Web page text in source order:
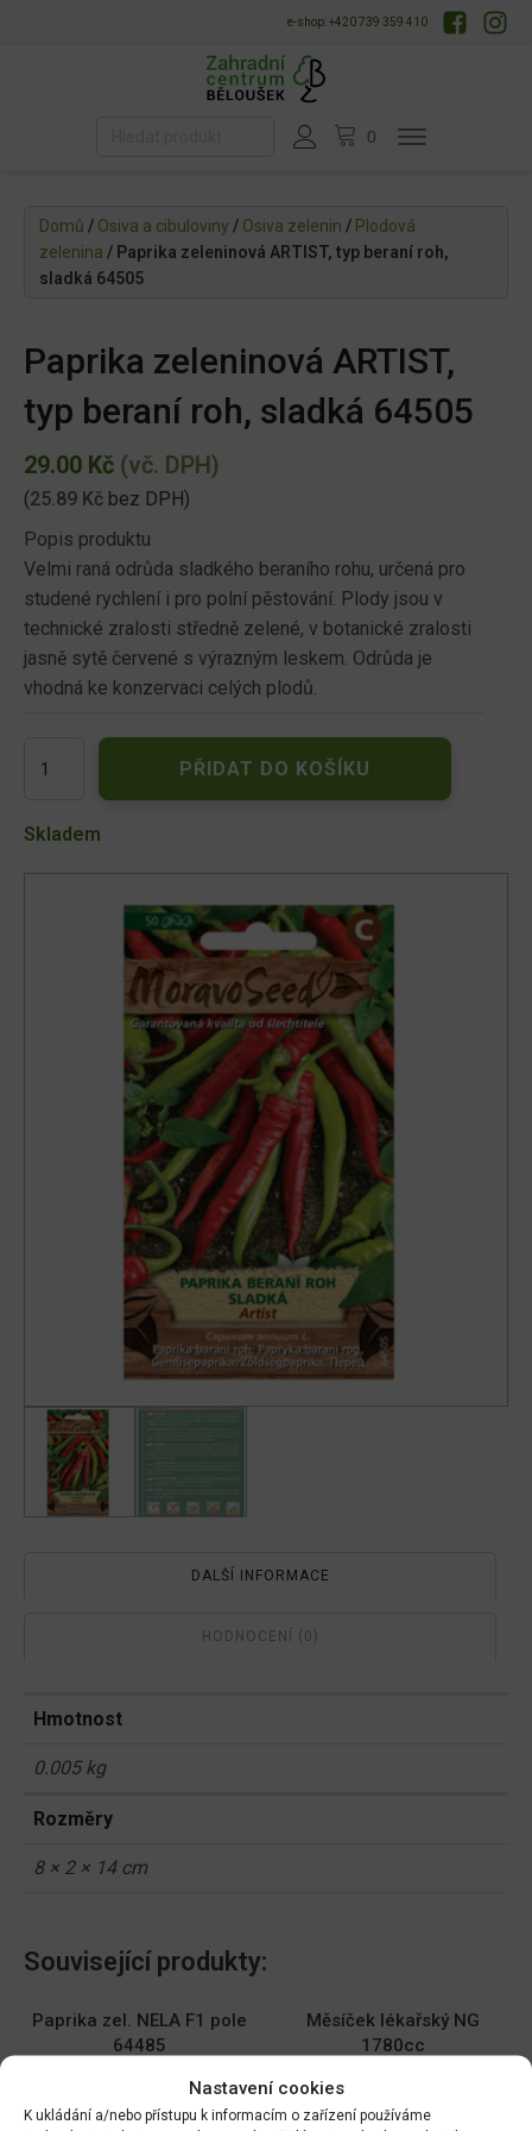
Nastavení cookies
K ukládání a/nebo přístupu k informacím o zařízení používáme
e-shop: +420 739 359 410
Domů / Osiva a cibuloviny / Osiva zelenin / Plodová
zelenina / Paprika zeleninová ARTIST, typ beraní roh,
sladká 64505
Paprika zeleninová ARTIST,
typ beraní roh, sladká 64505
29.00 Kč (vč. DPH)
(25.89 Kč bez DPH)
Popis produktu
Velmi raná odrůda sladkého beraního rohu, určená pro
studené rychlení i pro polní pěstování. Plody jsou v
technické zralosti středně zelené, v botanické zralosti
jasně sytě červené s výrazným leskem. Odrůda je
vhodná ke konzervaci celých plodů.
zeleninová
typ
PŘIDAT DO KOŠÍKU
Skladem
DALŠÍ INFORMACE
HODNOCENÍ (0)
Hmotnost
0.005 kg
Rozměry
8 × 2 × 14 cm
Související produkty:
Paprika zel. NELA F1 pole
64485
70.00Kč
Měsíček lékařský NG
1780cc
DO KOŠÍKU
19.00Kč